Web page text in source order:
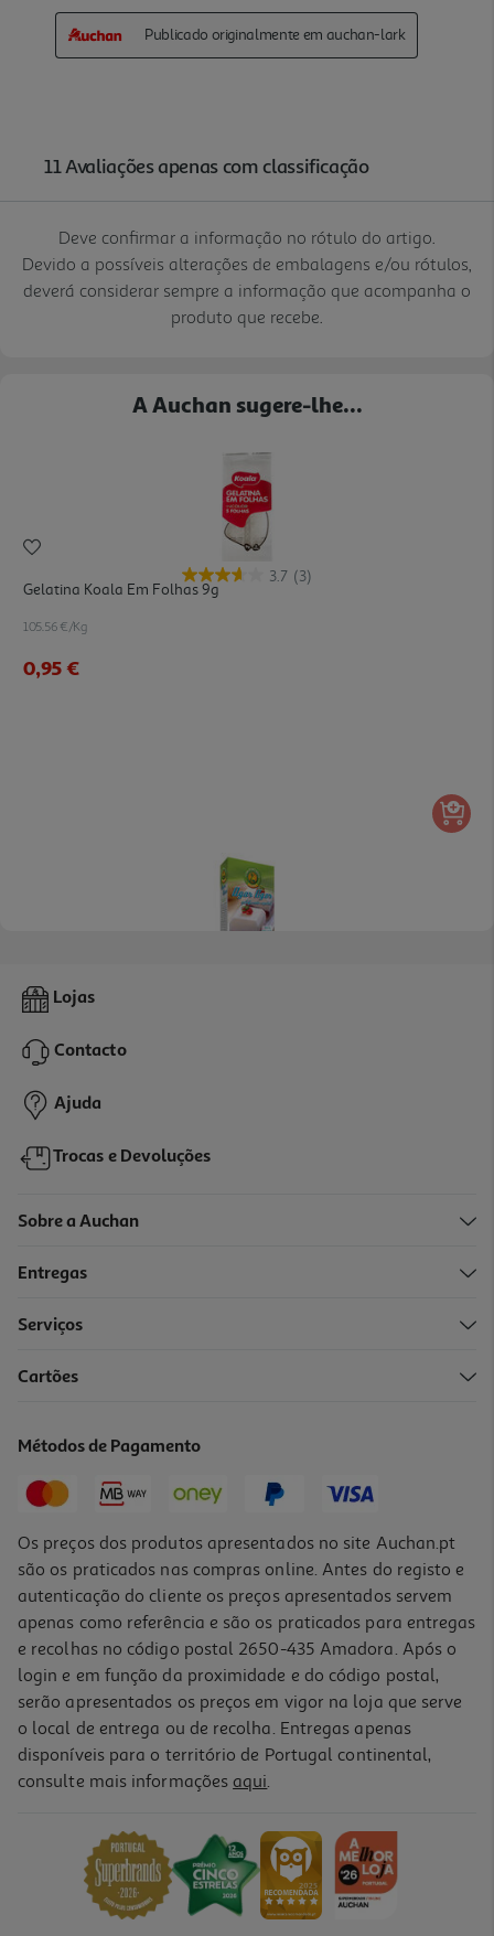
Deve confirmar a informação no rótulo do artigo.
Devido a possíveis alterações de embalagens e/ou rótulos,
deverá considerar sempre a informação que acompanha o
produto que recebe.
A Auchan sugere-lhe...
3.7 (3)
Gelatina Koala Em Folhas 9g
105.56 €/Kg
0,95 €
Gelificante Cem Porcento Natural Agar Agar 8g
3,49 €
Lojas
Contacto
Ajuda
Trocas e Devoluções
Sobre a Auchan
Entregas
Serviços
Cartões
Métodos de Pagamento
Os preços dos produtos apresentados no site Auchan.pt
são os praticados nas compras online. Antes do registo e
autenticação do cliente os preços apresentados servem
apenas como referência e são os praticados para entregas
e recolhas no código postal 2650-435 Amadora. Após o
login e em função da proximidade e do código postal,
serão apresentados os preços em vigor na loja que serve
o local de entrega ou de recolha. Entregas apenas
disponíveis para o território de Portugal continental,
consulte mais informações aqui.